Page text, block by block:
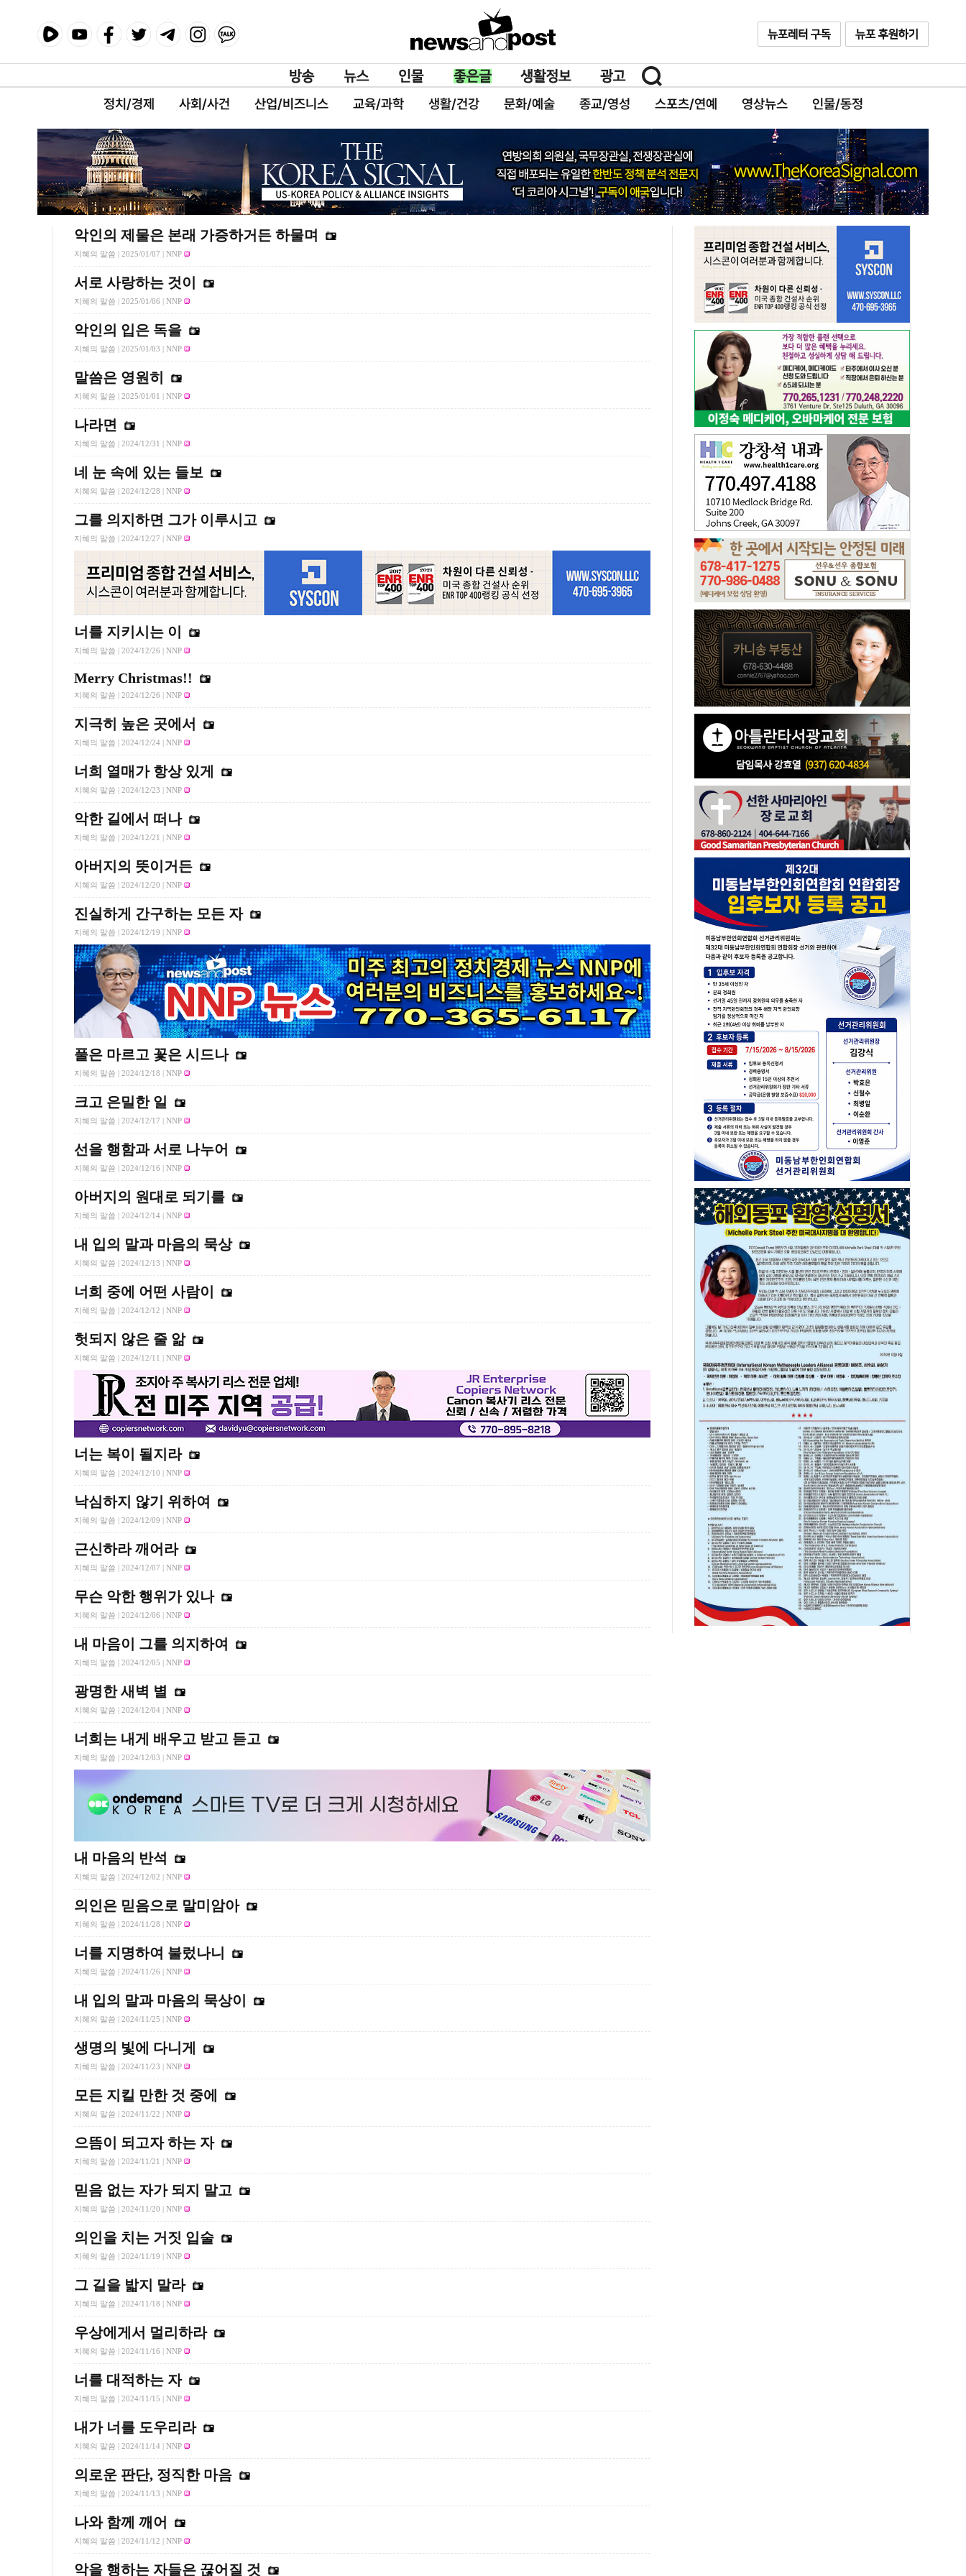
정치/경제 사회/사건 산업/비즈니스 교육/과학 생활/건강 문화/예술 종교/영성 스포츠/연예 영상뉴스 인물/동정
악인의 제물은 본래 가증하거든 하물며
지혜의 말씀 | 2025/01/07 | NNP
서로 사랑하는 것이
지혜의 말씀 | 2025/01/06 | NNP
악인의 입은 독을
지혜의 말씀 | 2025/01/03 | NNP
말씀은 영원히
지혜의 말씀 | 2025/01/01 | NNP
나라면
지혜의 말씀 | 2024/12/31 | NNP
네 눈 속에 있는 들보
지혜의 말씀 | 2024/12/28 | NNP
그를 의지하면 그가 이루시고
지혜의 말씀 | 2024/12/27 | NNP
너를 지키시는 이
지혜의 말씀 | 2024/12/26 | NNP
Merry Christmas!!
지혜의 말씀 | 2024/12/26 | NNP
지극히 높은 곳에서
지혜의 말씀 | 2024/12/24 | NNP
너희 열매가 항상 있게
지혜의 말씀 | 2024/12/23 | NNP
악한 길에서 떠나
지혜의 말씀 | 2024/12/21 | NNP
아버지의 뜻이거든
지혜의 말씀 | 2024/12/20 | NNP
진실하게 간구하는 모든 자
지혜의 말씀 | 2024/12/19 | NNP
풀은 마르고 꽃은 시드나
지혜의 말씀 | 2024/12/18 | NNP
크고 은밀한 일
지혜의 말씀 | 2024/12/17 | NNP
선을 행함과 서로 나누어
지혜의 말씀 | 2024/12/16 | NNP
아버지의 원대로 되기를
지혜의 말씀 | 2024/12/14 | NNP
내 입의 말과 마음의 묵상
지혜의 말씀 | 2024/12/13 | NNP
너희 중에 어떤 사람이
지혜의 말씀 | 2024/12/12 | NNP
헛되지 않은 줄 앎
지혜의 말씀 | 2024/12/11 | NNP
너는 복이 될지라
지혜의 말씀 | 2024/12/10 | NNP
낙심하지 않기 위하여
지혜의 말씀 | 2024/12/09 | NNP
근신하라 깨어라
지혜의 말씀 | 2024/12/07 | NNP
무슨 악한 행위가 있나
지혜의 말씀 | 2024/12/06 | NNP
내 마음이 그를 의지하여
지혜의 말씀 | 2024/12/05 | NNP
광명한 새벽 별
지혜의 말씀 | 2024/12/04 | NNP
너희는 내게 배우고 받고 듣고
지혜의 말씀 | 2024/12/03 | NNP
내 마음의 반석
지혜의 말씀 | 2024/12/02 | NNP
의인은 믿음으로 말미암아
지혜의 말씀 | 2024/11/28 | NNP
너를 지명하여 불렀나니
지혜의 말씀 | 2024/11/26 | NNP
내 입의 말과 마음의 묵상이
지혜의 말씀 | 2024/11/25 | NNP
생명의 빛에 다니게
지혜의 말씀 | 2024/11/23 | NNP
모든 지킬 만한 것 중에
지혜의 말씀 | 2024/11/22 | NNP
으뜸이 되고자 하는 자
지혜의 말씀 | 2024/11/21 | NNP
믿음 없는 자가 되지 말고
지혜의 말씀 | 2024/11/20 | NNP
의인을 치는 거짓 입술
지혜의 말씀 | 2024/11/19 | NNP
그 길을 밟지 말라
지혜의 말씀 | 2024/11/18 | NNP
우상에게서 멀리하라
지혜의 말씀 | 2024/11/16 | NNP
너를 대적하는 자
지혜의 말씀 | 2024/11/15 | NNP
내가 너를 도우리라
지혜의 말씀 | 2024/11/14 | NNP
의로운 판단, 정직한 마음
지혜의 말씀 | 2024/11/13 | NNP
나와 함께 깨어
지혜의 말씀 | 2024/11/12 | NNP
악을 행하는 자들은 끊어질 것